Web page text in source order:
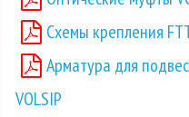
Схемы крепления
Арматура для
VOLSIP